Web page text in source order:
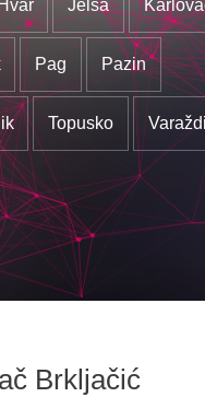
Hvar Jelsa
Pag Pazin
Topusko
Brkljačić